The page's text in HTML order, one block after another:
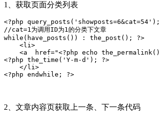
1、获取页面分类列表
<?php query_posts('showposts=6&cat=54');
//cat=1为调用ID为1的分类下文章
while(have_posts()) : the_post(); ?>
    <li>
<a  href="<?php echo
<?php the_time('Y-m-d'); ?>
    </li>
<?php endwhile; ?>
2、文章内容页获取上一条、下一条代码